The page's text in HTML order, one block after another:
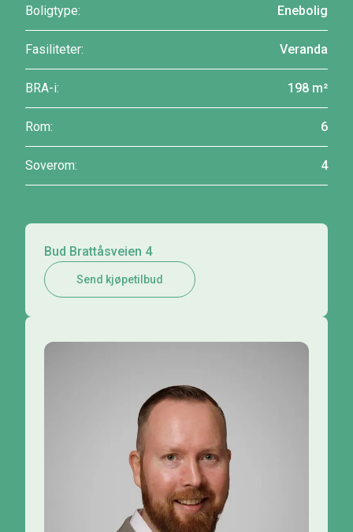
Boligtype: Enebolig
Fasiliteter: Veranda
BRA-i: 198 m²
Rom: 6
Soverom: 4
Bud Brattåsveien 4
Send kjøpetilbud